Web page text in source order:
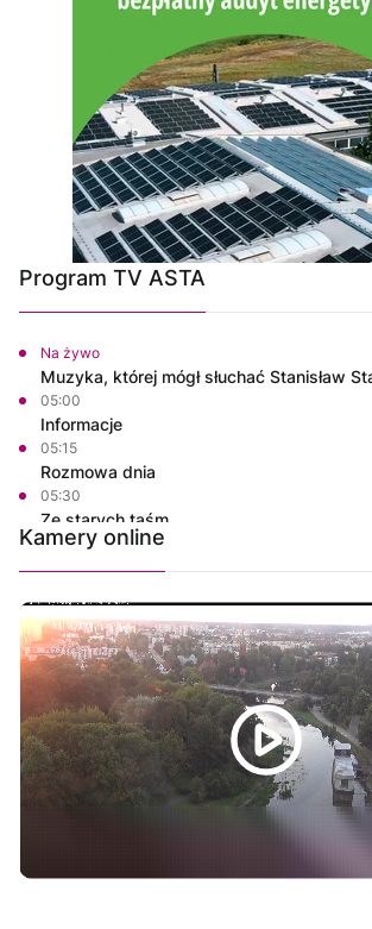
Program TV ASTA
Na żywo
Muzyka, której mógł słuchać Stanisław
05:00
Informacje
05:15
Rozmowa dnia
05:30
Ze starych taśm
06:30
Informacje
Rozmowa dnia
07:00
Własnymi ścieżkami
07:15
Powiat Wałecki Blisko Natury
07:35
Wielkopolska na Weekend
08:00
Informacje
08:30
Kamery online